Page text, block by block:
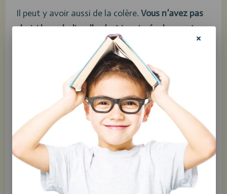
Il peut y avoir aussi de la colère.Vous n’avez pas
choisi la maladie, elle s’est immiscée dans votre
, et maintenant elle prend beaucoup de place.
Le découragement
Guérir prend du temps. Plus ou moins de temps,
cela dépend des personnes. Parfois, le parcours
s’écoule en mois, mais souvent en années.
Certains jours, on vit de l’espoir, et d’autres jours,
du découragement. C’est normal. C’est pourquoi
il est important de s’entourer de gens pour nous
épauler. Parce qu’il y a des moments où on peut